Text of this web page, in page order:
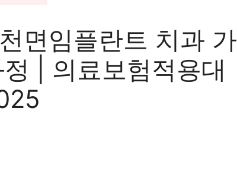
면임플란트 치과 가
| 의료보험적용대